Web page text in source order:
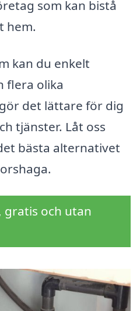
som kan bistå
hem.
kan du enkelt
flera olika
det lättare för dig
tjänster. Låt oss
bästa alternativet
gratis och utan